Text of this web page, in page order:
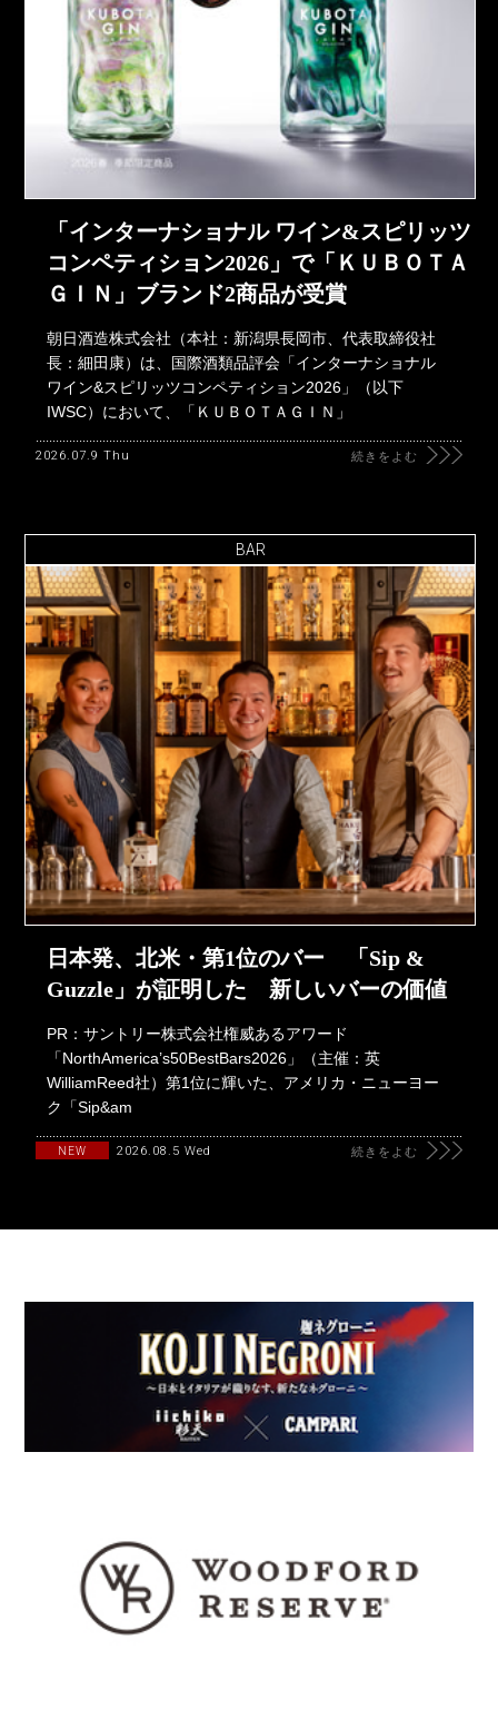
「インターナショナル ワイン&スピリッツ
コンペティション2026」で「ＫＵＢＯＴＡ
ＧＩＮ」ブランド2商品が受賞
朝日酒造株式会社（本社：新潟県長岡市、代表取締役社
長：細田康）は、国際酒類品評会「インターナショナル
ワイン&スピリッツコンペティション2026」（以下
IWSC）において、「ＫＵＢＯＴＡＧＩＮ」
2026.07.9 Thu 続きをよむ
BAR
日本発、北米・第1位のバー 「Sip &
Guzzle」が証明した 新しいバーの価値
PR：サントリー株式会社権威あるアワード
「NorthAmerica’s50BestBars2026」（主催：英
WilliamReed社）第1位に輝いた、アメリカ・ニューヨー
ク「Sip&am
NEW 2026.08.5 Wed 続きをよむ